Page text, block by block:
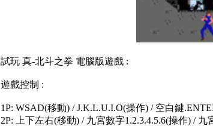
試玩 真-北斗之拳 電腦版遊戲 :
遊戲控制 :
1P: WSAD(移動) / J.K.L.U.I.O(操作) / 空白鍵
2P: 上下左右(移動) / 九宮數字1.2.3.4.5.6(操作) / 九